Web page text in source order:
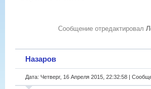
Сообщение отредактировал
Назаров
Дата: Четверг, 16 Апреля 2015, 22:32:58 |